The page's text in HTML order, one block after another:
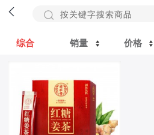
综合 销量 价格